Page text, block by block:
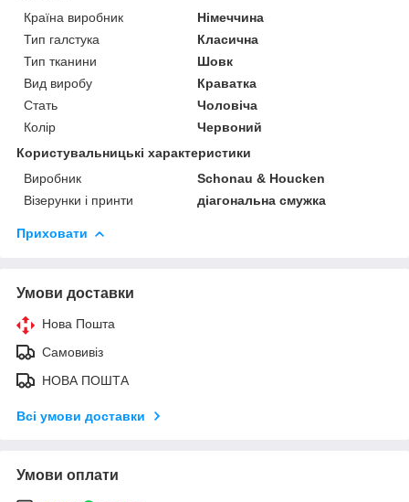
Країна виробник
Німеччина
Тип галстука
Класична
Тип тканини
Шовк
Вид виробу
Краватка
Стать
Чоловіча
Колір
Червоний
Користувальницькі характеристики
Виробник
Schonau & Houcken
Візерунки і принти
діагональна смужка
Приховати
Умови доставки
Нова Пошта
Самовивіз
НОВА ПОШТА
Всі умови доставки
Умови оплати